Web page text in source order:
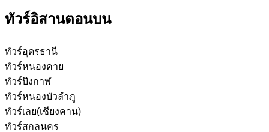
ทัวร์อิสานตอนบน
ทัวร์อุดรธานี
ทัวร์หนองคาย
ทัวร์บึงกาฬ
ทัวร์หนองบัวลำภู
ทัวร์เลย(เชียงคาน)
ทัวร์สกลนคร